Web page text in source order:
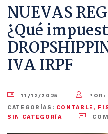
NUEVAS
¿Qué
IVA IRPF
11/12/2025 POR:
CATEGORÍAS: CONTABLE ,
SIN CATEGORÍA